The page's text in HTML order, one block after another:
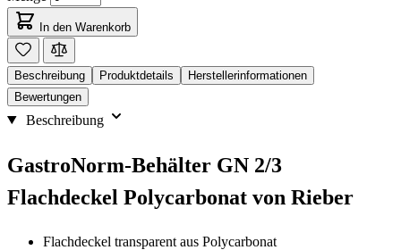
In den Warenkorb
Beschreibung Produktdetails
Herstellerinformationen
Bewertungen
Beschreibung
GastroNorm-Behälter GN 2/3
Flachdeckel Polycarbonat von Rieber
Flachdeckel transparent aus Polycarbonat